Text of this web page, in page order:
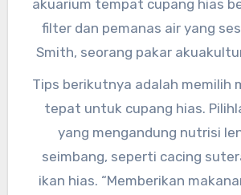
akuarium tempat cupang hias
filter dan pemanas air yang
Smith, seorang pakar
Ikan Berkualitas, menekankan
kondisi lingkungan yang baik
hias. “Suhu air yang stabil dan
baik akan membuat cupang
dengan baik dan warna
Tips berikutnya adalah memilih
tepat untuk cupang hias.
yang mengandung nutrisi
seimbang, seperti cacing
ikan hias. “Memberikan